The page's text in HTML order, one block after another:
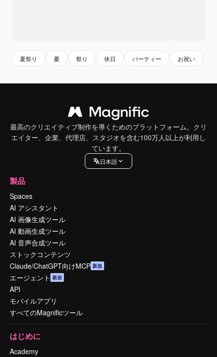
夏祭り 夏 祭り 休日 パーティー お祝い
最高のクリエイティブ制作を導くためのプラットフォーム。クリ
エイター、企業、代理店、スタジオを含む100万人以上が利用し
ています。
日本語
製品
Spaces
AI アシスタント
AI 画像生成ツール
AI 動画生成ツール
AI 音声合成ツール
ストックコンテンツ
Claude/ChatGPT向けMCP 新規
エージェント 新規
API
モバイルアプリ
すべてのMagnificツール
はじめに
Academy